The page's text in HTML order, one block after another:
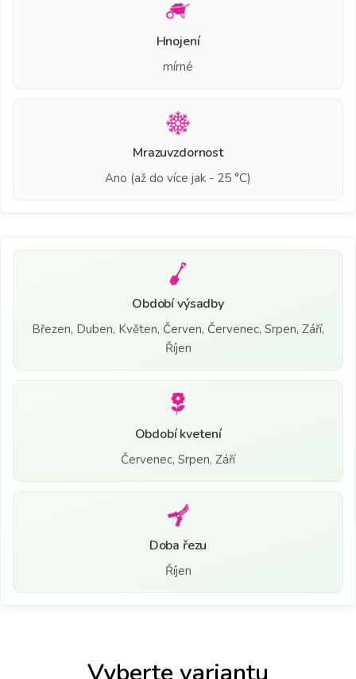
Hnojení
mírné
Mrazuvzdornost
Ano (až do více jak - 25 °C)
Období výsadby
Březen, Duben, Květen, Červen, Červenec, Srpen, Září,
Říjen
Období kvetení
Červenec, Srpen, Září
Doba řezu
Říjen